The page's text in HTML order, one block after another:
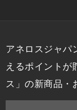
アネロスジャパ
えるポイントが
ス」の新商品・